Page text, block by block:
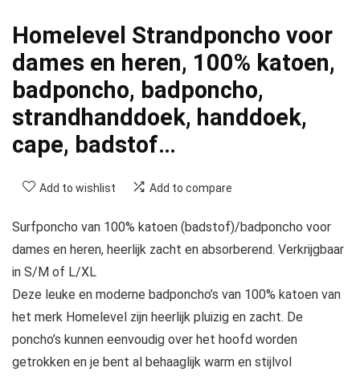
Homelevel Strandponcho voor
dames en heren, 100% katoen,
badponcho, badponcho,
strandhanddoek, handdoek,
cape, badstof…
Add to wishlist Add to compare
Surfponcho van 100% katoen (badstof)/badponcho voor
dames en heren, heerlijk zacht en absorberend. Verkrijgbaar
in S/M of L/XL
Deze leuke en moderne badponcho’s van 100% katoen van
het merk Homelevel zijn heerlijk pluizig en zacht. De
poncho’s kunnen eenvoudig over het hoofd worden
getrokken en je bent al behaaglijk warm en stijlvol